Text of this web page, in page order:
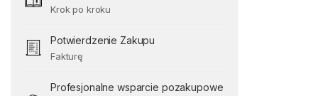
Krok po kroku
Potwierdzenie Zakupu
Fakturę
Profesjonalne wsparcie pozakupowe